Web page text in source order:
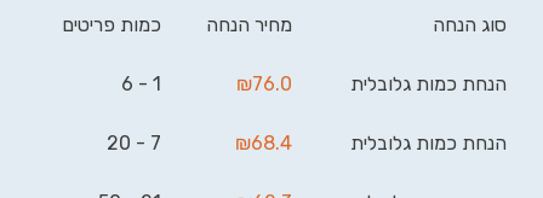
סוג הנחה מחיר הנחה כמות פריטים
הנחת כמות גלובלית ₪76.0
1 - 6
הנחת כמות גלובלית ₪68.4
7 - 20